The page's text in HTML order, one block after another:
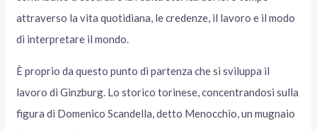
attraverso la vita quotidiana, le credenze, il lavoro e il modo
di interpretare il mondo.
È proprio da questo punto di partenza che si sviluppa il
lavoro di Ginzburg. Lo storico torinese, concentrandosi sulla
figura di Domenico Scandella, detto Menocchio, un mugnaio